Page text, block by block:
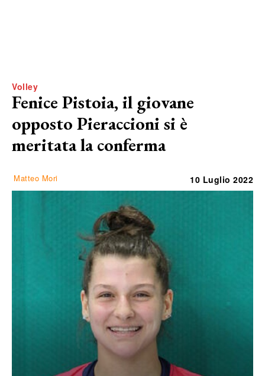
Volley
Fenice Pistoia, il giovane
opposto Pieraccioni si è
meritata la conferma
Matteo Mori 10 Luglio 2022